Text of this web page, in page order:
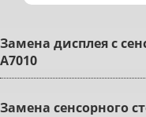
Зaмeнa диcплeя c
A7010
Замена сенсорного